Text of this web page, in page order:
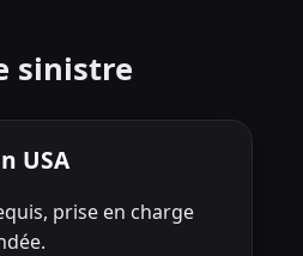
sinistre
USA
prise en charge